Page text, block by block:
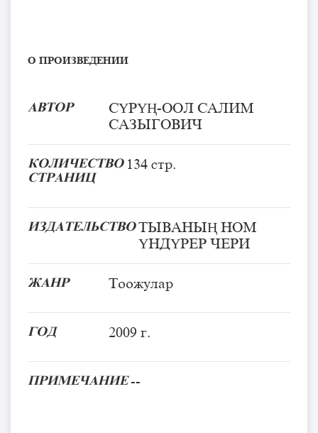
О ПРОИЗВЕДЕНИИ
АВТОР
СҮРҮҢ-ООЛ САЛИМ
САЗЫГОВИЧ
КОЛИЧЕСТВО
СТРАНИЦ
134 стр.
ИЗДАТЕЛЬСТВО ТЫВАНЫҢ НОМ
ҮНДҮРЕР ЧЕРИ
ЖАНР Тоожулар
ГОД 2009 г.
ПРИМЕЧАНИЕ --